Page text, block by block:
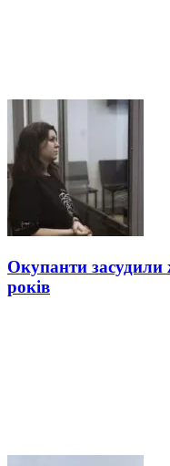
Окупанти
років